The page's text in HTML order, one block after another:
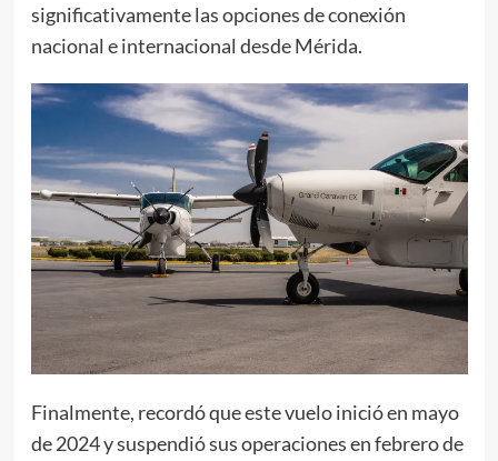
significativamente las opciones de conexión
nacional e internacional desde Mérida.
Finalmente, recordó que este vuelo inició en mayo
de 2024 y suspendió sus operaciones en febrero de